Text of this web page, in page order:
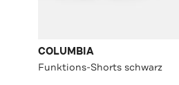
COLUMBIA
Funktions-Shorts schwarz